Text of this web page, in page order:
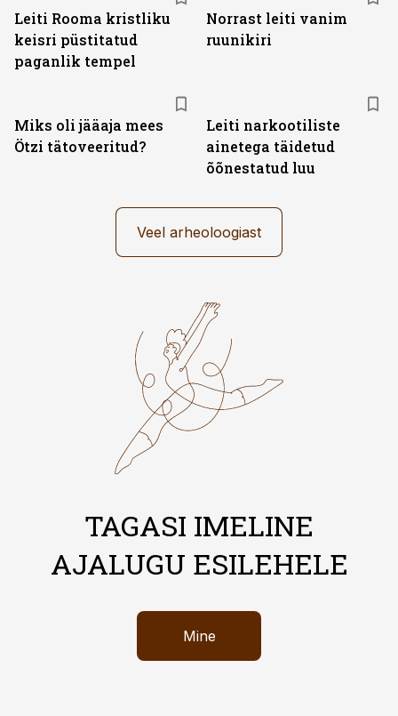
Leiti Rooma kristliku
keisri püstitatud
paganlik tempel
Norrast leiti vanim
ruunikiri
Miks oli jääaja mees
Ötzi tätoveeritud?
Leiti narkootiliste
ainetega täidetud
õõnestatud luu
Veel arheoloogiast
TAGASI IMELINE
AJALUGU ESILEHELE
Mine